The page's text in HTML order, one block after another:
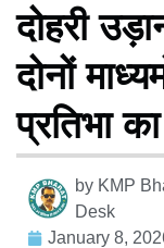
दोहरी
दोनों
प्रतिभा
by KMP
Desk
January 8,